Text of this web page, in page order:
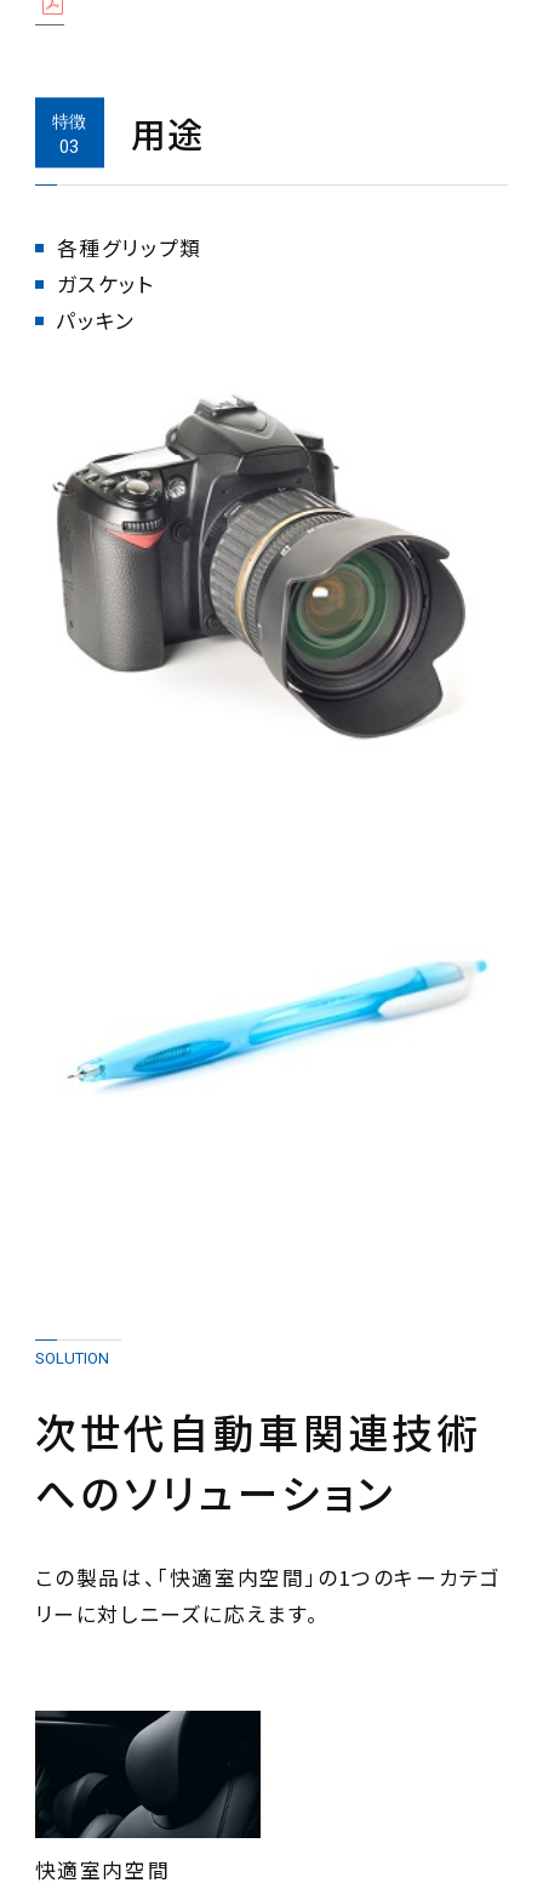
用途
パッキン
SOLUTION
次世代自動車関連技術
へのソリューション
この製品は、「快適室内空間」の1つのキーカテゴ
リーに対しニーズに応えます。
快適室内空間